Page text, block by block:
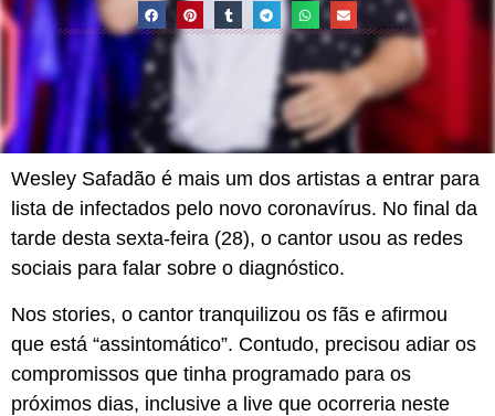
Wesley Safadão é mais um dos artistas a entrar para
lista de infectados pelo novo coronavírus. No final da
tarde desta sexta-feira (28), o cantor usou as redes
sociais para falar sobre o diagnóstico.
Nos stories, o cantor tranquilizou os fãs e afirmou
que está “assintomático”. Contudo, precisou adiar os
compromissos que tinha programado para os
próximos dias, inclusive a live que ocorreria neste